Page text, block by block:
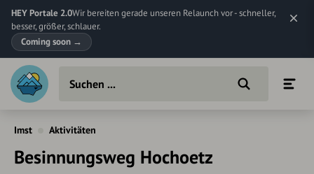
HEY Portale 2.0Wir bereiten gerade unseren Relaunch vor - schneller,
besser, größer, schlauer.
Coming soon →
Imst Aktivitäten
Besinnungsweg Hochoetz